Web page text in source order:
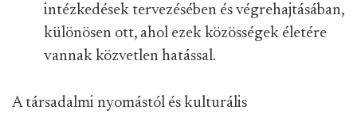
intézkedések tervezésében és végrehajtásában,
különösen ott, ahol ezek közösségek életére
vannak közvetlen hatással.
A társadalmi nyomástól és kulturális